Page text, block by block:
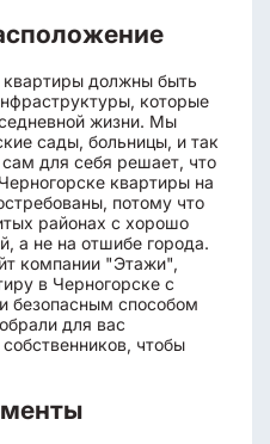
квартиры должны быть
которые
жизни. Мы
сады, больницы, и так
для себя решает, что
квартиры на
потому что
районах с хорошо
а не на отшибе города.
компании "Этажи",
в Черногорске с
безопасным способом
для вас
чтобы